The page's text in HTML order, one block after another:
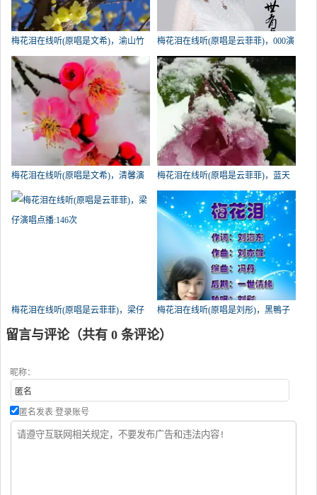
梅花泪在线听(原唱是文希)，渝山竹
演唱点播:420次
梅花泪在线听(原唱是云菲菲)，000演
唱点播:190次
梅花泪在线听(原唱是文希)，清馨演
唱点播:187次
梅花泪在线听(原唱是云菲菲)，蓝天
演唱点播:165次
梅花泪在线听(原唱是云菲菲)，梁仔
演唱点播:146次
梅花泪在线听(原唱是刘彤)，黑鴨子
演唱点播:126次
留言与评论（共有 0 条评论）
昵称：
匿名发表 登录账号